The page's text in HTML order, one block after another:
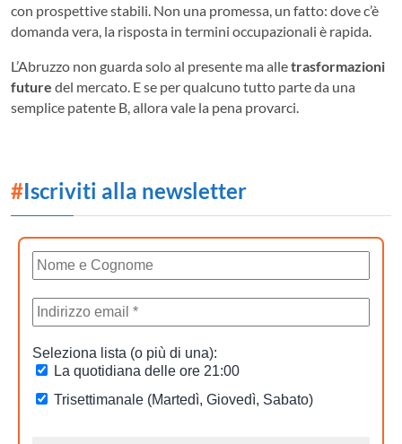
con prospettive stabili. Non una promessa, un fatto: dove c’è
domanda vera, la risposta in termini occupazionali è rapida.
L’Abruzzo non guarda solo al presente ma alletrasformazioni
future del mercato. E se per qualcuno tutto parte da una
semplice patente B, allora vale la pena provarci.
#Iscriviti alla newsletter